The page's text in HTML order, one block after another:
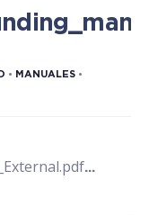
• MANUALES •
...